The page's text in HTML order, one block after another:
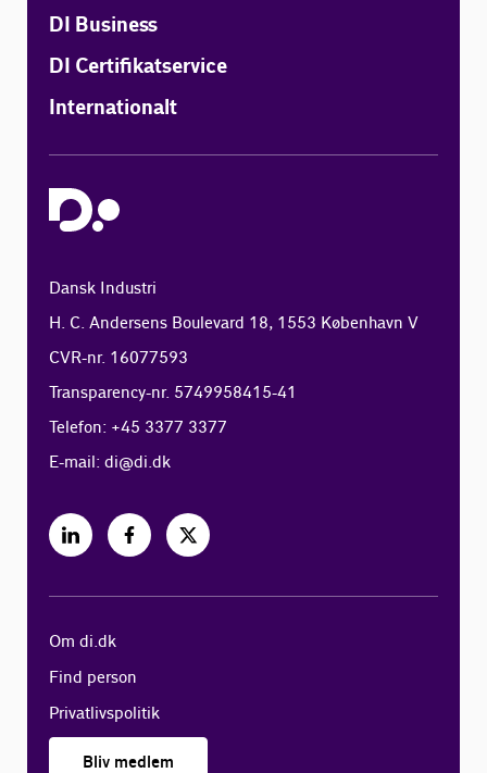
DI Business
DI Certifikatservice
Internationalt
Dansk Industri
H. C. Andersens Boulevard 18, 1553 København V
CVR-nr. 16077593
Transparency-nr. 5749958415-41
Telefon: +45 3377 3377
E-mail:di@di.dk
Om di.dk
Find person
Privatlivspolitik
Bliv medlem